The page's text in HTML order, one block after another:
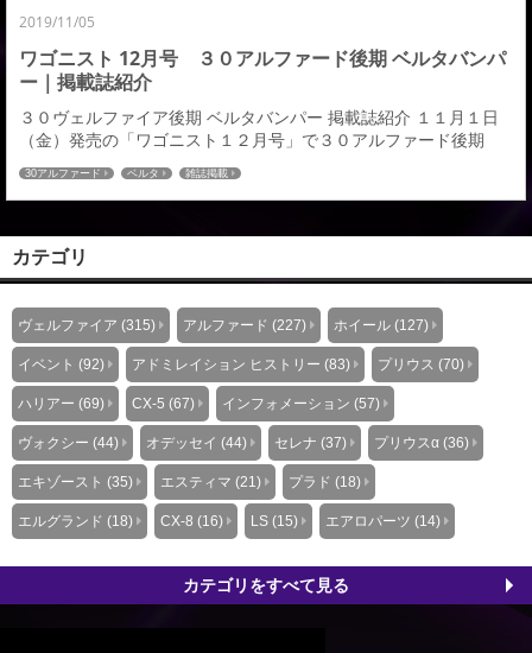
2019/11/05
ワゴニスト 12月号 ３０アルファード後期 ベルタバンパ
ー｜掲載誌紹介
３０ヴェルファイア後期 ベルタバンパー 掲載誌紹介 １１月１日
（金）発売の「ワゴニスト１２月号」で３０アルファード後期
Beltaバンパーを掲載していただきましたのでご紹介させていただ
きます。 詳しくは是非ご購読宜しくお願いします。 その他のパブ
リシティ紹介はこちら≫≫
30アルファード ベルタ 雑誌掲載
カテゴリ
ヴェルファイア (315) アルファード (227) ホイール (127)
イベント (92) アドミレイション ヒストリー (83) プリウス (70)
ハリアー (69) CX-5 (67) インフォメーション (57)
ヴォクシー (44) オデッセイ (44) セレナ (37) プリウスα (36)
エキゾースト (35) エスティマ (21) プラド (18)
エルグランド (18) CX-8 (16) LS (15) エアロパーツ (14)
カテゴリをすべて見る